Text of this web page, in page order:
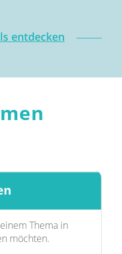
entdecken
Thema in
möchten.